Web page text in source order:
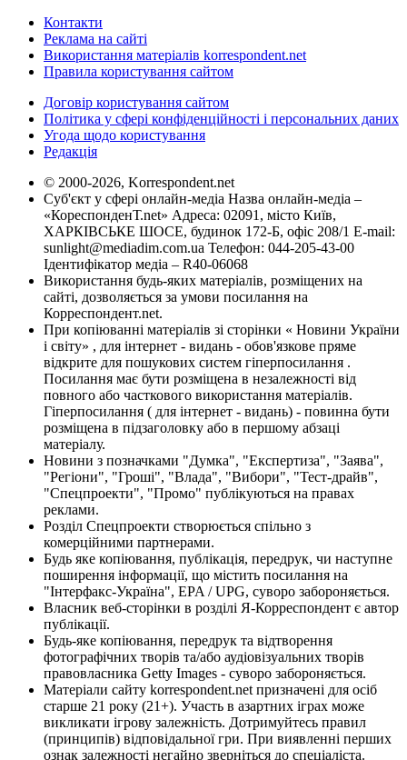
Контакти
Реклама на сайті
Використання матеріалів korrespondent.net
Правила користування сайтом
Договір користування сайтом
Політика у сфері конфіденційності і персональних даних
Угода щодо користування
Редакція
© 2000-2026, Korrespondent.net
Суб'єкт у сфері онлайн-медіа Назва онлайн-медіа –
«КореспонденТ.net» Адреса: 02091, місто Київ,
ХАРКІВСЬКЕ ШОСЕ, будинок 172-Б, офіс 208/1 E-mail:
sunlight@mediadim.com.ua Телефон: 044-205-43-00
Ідентифікатор медіа – R40-06068
Використання будь-яких матеріалів, розміщених на
сайті, дозволяється за умови посилання на
Корреспондент.net.
При копіюванні матеріалів зі сторінки « Новини України
і світу» , для інтернет - видань - обов'язкове пряме
відкрите для пошукових систем гіперпосилання .
Посилання має бути розміщена в незалежності від
повного або часткового використання матеріалів.
Гіперпосилання ( для інтернет - видань) - повинна бути
розміщена в підзаголовку або в першому абзаці
матеріалу.
Новини з позначками "Думка", "Експертиза", "Заява",
"Регіони", "Гроші", "Влада", "Вибори", "Тест-драйв",
"Спецпроекти", "Промо" публікуються на правах
реклами.
Розділ Спецпроекти створюється спільно з
комерційними партнерами.
Будь яке копіювання, публікація, передрук, чи наступне
поширення інформації, що містить посилання на
"Інтерфакс-Україна", EPA / UPG, суворо забороняється.
Власник веб-сторінки в розділі Я-Корреспондент є автор
публікації.
Будь-яке копіювання, передрук та відтворення
фотографічних творів та/або аудіовізуальних творів
правовласника Getty Images - суворо забороняється.
Матеріали сайту korrespondent.net призначені для осіб
старше 21 року (21+). Участь в азартних іграх може
викликати ігрову залежність. Дотримуйтесь правил
(принципів) відповідальної гри. При виявленні перших
ознак залежності негайно зверніться до спеціаліста.